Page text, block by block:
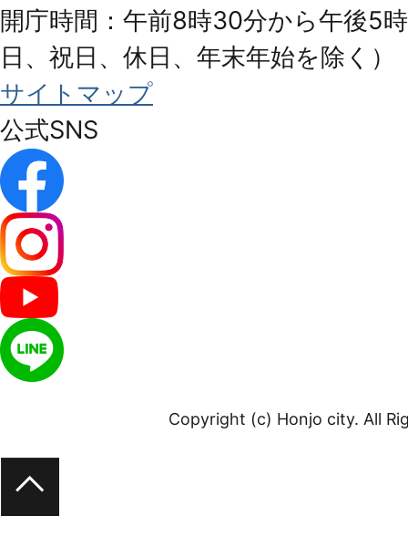
開庁時間：午前8時30分から午後5
日、祝日、休日、年末年始を除く）
サイトマップ
公式SNS
Copyright (c) Honjo city. All